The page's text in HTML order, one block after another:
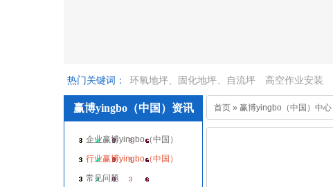
热门关键词： 环氧地坪、固化地坪、自流坪 高空作业安装
空作业
赢博yingbo（中国）资讯
企业赢博yingbo（中国）
行业赢博yingbo（中国）
常见问题
首页 » 赢博yingbo（中国）中心